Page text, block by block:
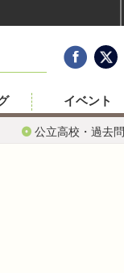
公立高校・過去問
イベント